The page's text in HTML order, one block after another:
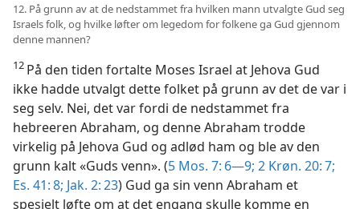
12. På grunn av at de nedstammet fra hvilken mann utvalgte Gud seg
Israels folk, og hvilke løfter om legedom for folkene ga Gud gjennom
denne mannen?
12 På den tiden fortalte Moses Israel at Jehova Gud
ikke hadde utvalgt dette folket på grunn av det de var i
seg selv. Nei, det var fordi de nedstammet fra
hebreeren Abraham, og denne Abraham trodde
virkelig på Jehova Gud og adlød ham og ble av den
grunn kalt «Guds venn». (5 Mos. 7: 6—9; 2 Krøn. 20: 7;
Es. 41: 8; Jak. 2: 23) Gud ga sin venn Abraham et
spesielt løfte om at det engang skulle komme en